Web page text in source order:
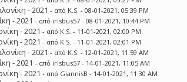
- 2021 - από K.S. - 08-01-2021, 05:39 PM
- 2021 - από irisbus57 - 08-01-2021, 10:44 PM
- 2021 - από K.S. - 11-01-2021, 02:00 PM
- 2021 - από K.S. - 11-01-2021, 02:01 PM
- 2021 - από K.S. - 12-01-2021, 11:59 AM
- 2021 - από irisbus57 - 14-01-2021, 11:05 AM
- 2021 - από GiannisB - 14-01-2021, 11:30 AM